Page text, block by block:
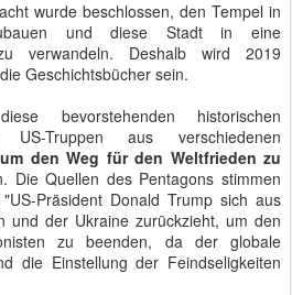
wurde beschlossen, den Tempel in
und diese Stadt in eine
verwandeln. Deshalb wird 2019
Geschichtsbücher sein.
bevorstehenden historischen
US-Truppen aus verschiedenen
um den Weg für den Weltfrieden zu
Die Quellen des Pentagons stimmen
Präsident Donald Trump sich aus
und der Ukraine zurückzieht, um den
zu beenden, da der globale
die Einstellung der Feindseligkeiten